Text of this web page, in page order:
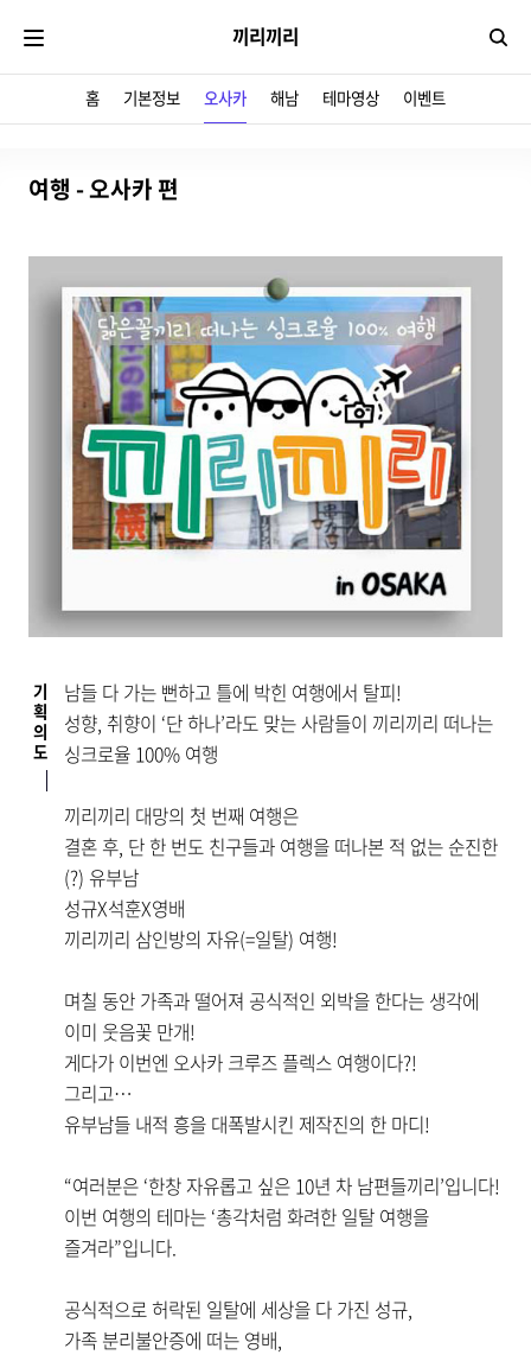
끼리끼리 검
홈 기본정보 오사카 해남 테마영상 이벤트
여행 - 오사카 편
기
획
의
도
남들 다 가는 뻔하고 틀에 박힌 여행에서 탈피!
성향, 취향이 ‘단 하나’라도 맞는 사람들이 끼리끼리 떠나는
싱크로율 100% 여행
끼리끼리 대망의 첫 번째 여행은
결혼 후, 단 한 번도 친구들과 여행을 떠나본 적 없는 순진한
(?) 유부남
성규X석훈X영배
끼리끼리 삼인방의 자유(=일탈) 여행!
며칠 동안 가족과 떨어져 공식적인 외박을 한다는 생각에
이미 웃음꽃 만개!
게다가 이번엔 오사카 크루즈 플렉스 여행이다?!
그리고…
유부남들 내적 흥을 대폭발시킨 제작진의 한 마디!
“여러분은 ‘한창 자유롭고 싶은 10년 차 남편들끼리’입니다!
이번 여행의 테마는 ‘총각처럼 화려한 일탈 여행을
즐겨라”입니다.
공식적으로 허락된 일탈에 세상을 다 가진 성규,
가족 분리불안증에 떠는 영배,